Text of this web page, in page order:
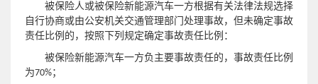
被保险人或被保险新能源汽车一方根据有关法律法规选择
自行协商或由公安机关交通管理部门处理事故，但未确定事故
责任比例的，按照下列规定确定事故责任比例：
被保险新能源汽车一方负主要事故责任的，事故责任比例
为70%；